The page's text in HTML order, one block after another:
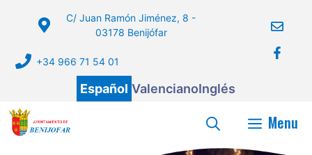
C/ Juan Ramón Jiménez, 8 -
03178 Benijófar
+34 966 71 54 01
Español ValencianoInglés
Menu